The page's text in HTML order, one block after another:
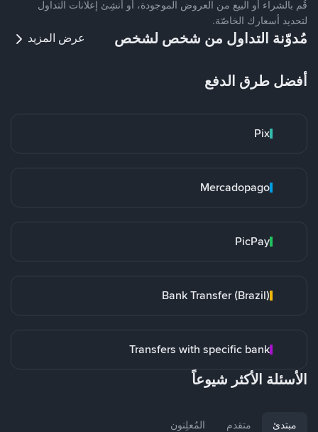
قُم بالشراء أو البيع من العروض الموجودة، أو أنشِئ إعلانات التداول
لتحديد أسعارك الخاصّة.
مُدوّنة التداول من شخص لشخص عرض المزيد
أفضل طرق الدفع
Pix
Mercadopago
PicPay
Bank Transfer (Brazil)
Transfers with specific bank
الأسئلة الأكثر شيوعاً
مبتدئ متقدم المُعلِنون